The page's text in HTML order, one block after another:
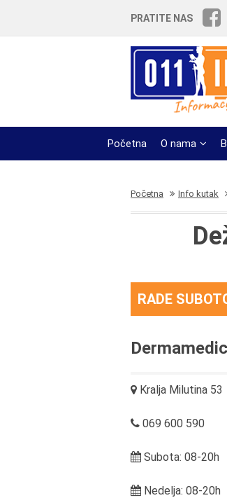
PRATITE NAS
Početna O nama
Početna Info kutak
RADE
Kralja Milutina 53
069 600 590
Subota: 08-20h
Nedelja: 08-20h